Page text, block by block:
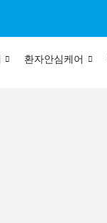
환자안심케어